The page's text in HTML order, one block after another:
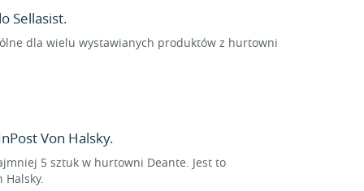
Sellasist.
dla wielu wystawianych produktów z hurtowni
Von Halsky.
5 sztuk w hurtowni Deante. Jest to
Halsky.